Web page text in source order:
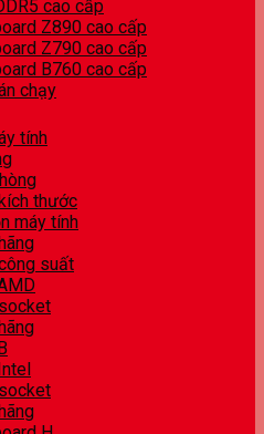
cao cấp
Z890 cao cấp
Z790 cao cấp
B760 cao cấp
chạy
tính
thước
máy tính
suất